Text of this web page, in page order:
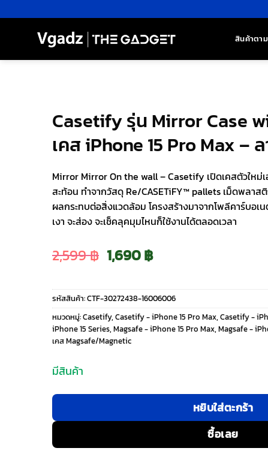
ไป
สินค้าตา
Casetify รุ่น Mirror Case
เคส iPhone 15 Pro Max –
Mirror Mirror On the wall – Casetify เปิดเคสตัวใหม่เ
สะท้อน ทำจากวัสดุ Re/CASETiFY™ pallets เม็ดพลา
ผลกระทบต่อสิ่งแวดล้อม โครงสร้างมาจากโพลีคาร์บอเ
เงา จะส่อง จะเช็คลุคมุมไหนก็ใช้งานได้ตลอดเวลา
2,599฿ Original
price
was:
2,599 ฿.
1,690฿Current
price
is:
รหัสสินค้า:CTF-30272438-16006006
หมวดหมู่:Casetify, Casetify - iPhone 15 Pro Max, Casetify -
iPhone 15 Series, Magsafe - iPhone 15 Pro Max, Magsafe -
เคส Magsafe/Magnetic
มีสินค้า
หยิบใส่ตะกร้า
ซื้อเลย